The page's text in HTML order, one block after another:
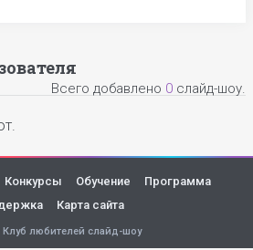
Всего добавлено 0 слайд-шоу.
Конкурсы Обучение
Программа
Карта сайта
любителей слайд-шоу